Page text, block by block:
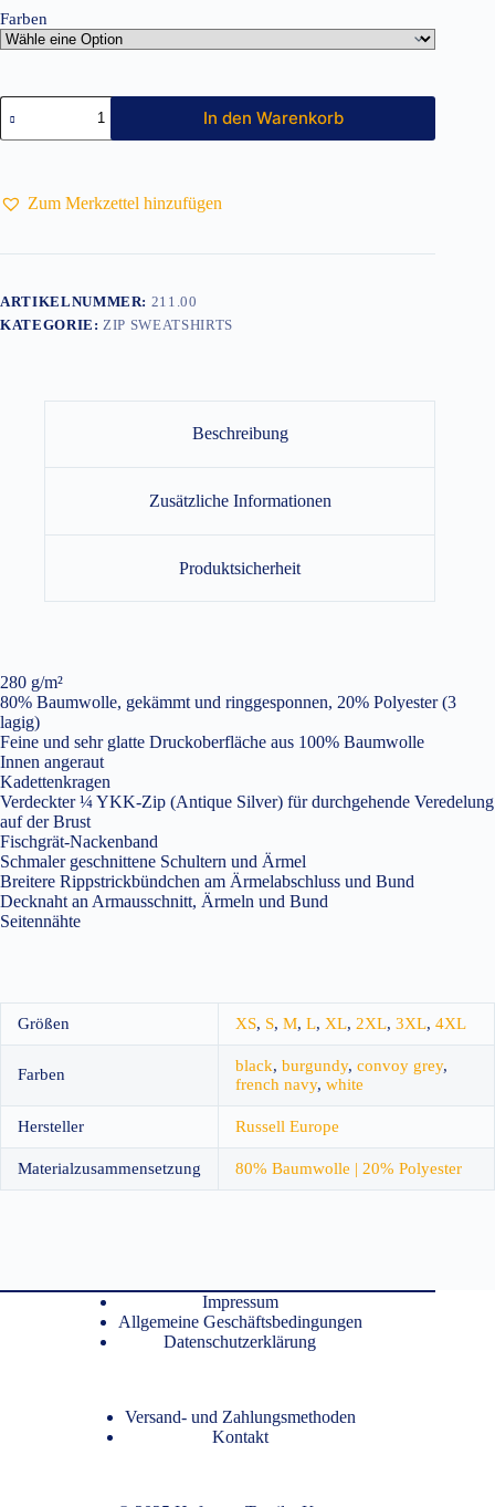
Farben
Authentic
1/4
Zip
In den Warenkorb
Zum Merkzettel hinzufügen
ARTIKELNUMMER: 211.00
KATEGORIE: ZIP SWEATSHIRTS
Beschreibung
Zusätzliche Informationen
Produktsicherheit
280 g/m²
80% Baumwolle, gekämmt und ringgesponnen, 20% Polyester (3
lagig)
Feine und sehr glatte Druckoberfläche aus 100% Baumwolle
Innen angeraut
Kadettenkragen
Verdeckter ¼ YKK-Zip (Antique Silver) für durchgehende Veredelung
auf der Brust
Fischgrät-Nackenband
Schmaler geschnittene Schultern und Ärmel
Breitere Rippstrickbündchen am Ärmelabschluss und Bund
Decknaht an Armausschnitt, Ärmeln und Bund
Seitennähte
Größen XS, S, M, L, XL, 2XL, 3XL, 4XL
Farben black, burgundy, convoy grey,
french navy, white
Hersteller Russell Europe
Materialzusammensetzung 80% Baumwolle | 20% Polyester
Impressum
Allgemeine Geschäftsbedingungen
Datenschutzerklärung
Versand- und Zahlungsmethoden
Kontakt